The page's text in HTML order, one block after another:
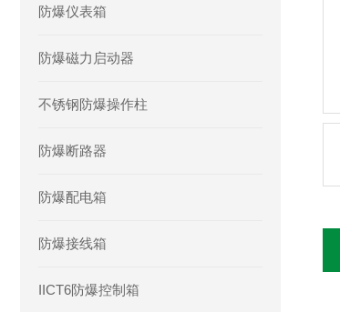
防爆仪表箱
防爆磁力启动器
不锈钢防爆操作柱
防爆断路器
防爆配电箱
防爆接线箱
IICT6防爆控制箱